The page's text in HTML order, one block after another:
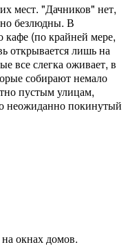
мест. "Дачников" нет,
безлюдны. В
кафе (по крайней мере,
открывается лишь на
все слегка оживает, в
собирают немало
пустым улицам,
неожиданно покинутый
окнах домов.